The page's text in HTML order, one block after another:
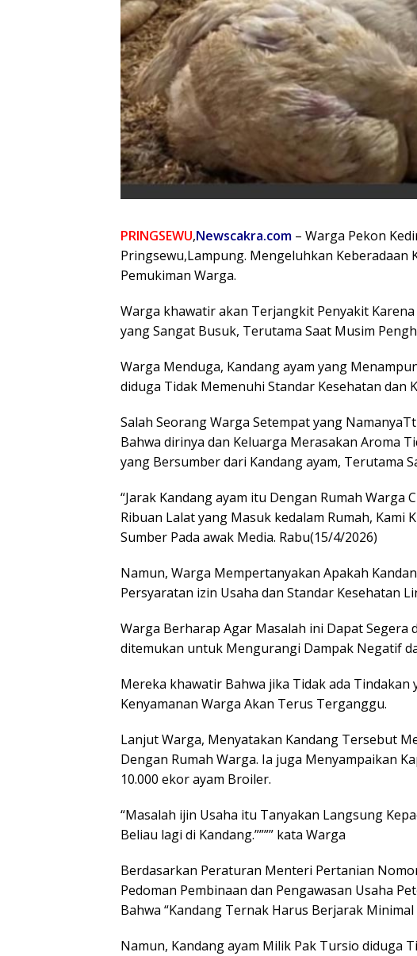
PRINGSEWU,Newscakra.com – Warga Pekon
Pringsewu,Lampung. Mengeluhkan Keberadaan
Pemukiman Warga.
Warga khawatir akan Terjangkit Penyakit
yang Sangat Busuk, Terutama Saat Musim
Warga Menduga, Kandang ayam yang
diduga Tidak Memenuhi Standar Kesehatan dan
Salah Seorang Warga Setempat yang
Bahwa dirinya dan Keluarga Merasakan Aroma
yang Bersumber dari Kandang ayam, Terutama
“Jarak Kandang ayam itu Dengan Rumah Warga
Ribuan Lalat yang Masuk kedalam Rumah, Kami
Sumber Pada awak Media. Rabu(15/4/2026)
Namun, Warga Mempertanyakan Apakah
Persyaratan izin Usaha dan Standar Kesehatan
Warga Berharap Agar Masalah ini Dapat
ditemukan untuk Mengurangi Dampak Negatif
Mereka khawatir Bahwa jika Tidak ada Tindakan
Kenyamanan Warga Akan Terus Terganggu.
Lanjut Warga, Menyatakan Kandang Tersebut
Dengan Rumah Warga. Ia juga Menyampaikan
10.000 ekor ayam Broiler.
“Masalah ijin Usaha itu Tanyakan Langsung
Beliau lagi di Kandang.”””” kata Warga
Berdasarkan Peraturan Menteri Pertanian
Pedoman Pembinaan dan Pengawasan Usaha
Bahwa “Kandang Ternak Harus Berjarak
Namun, Kandang ayam Milik Pak Tursio diduga